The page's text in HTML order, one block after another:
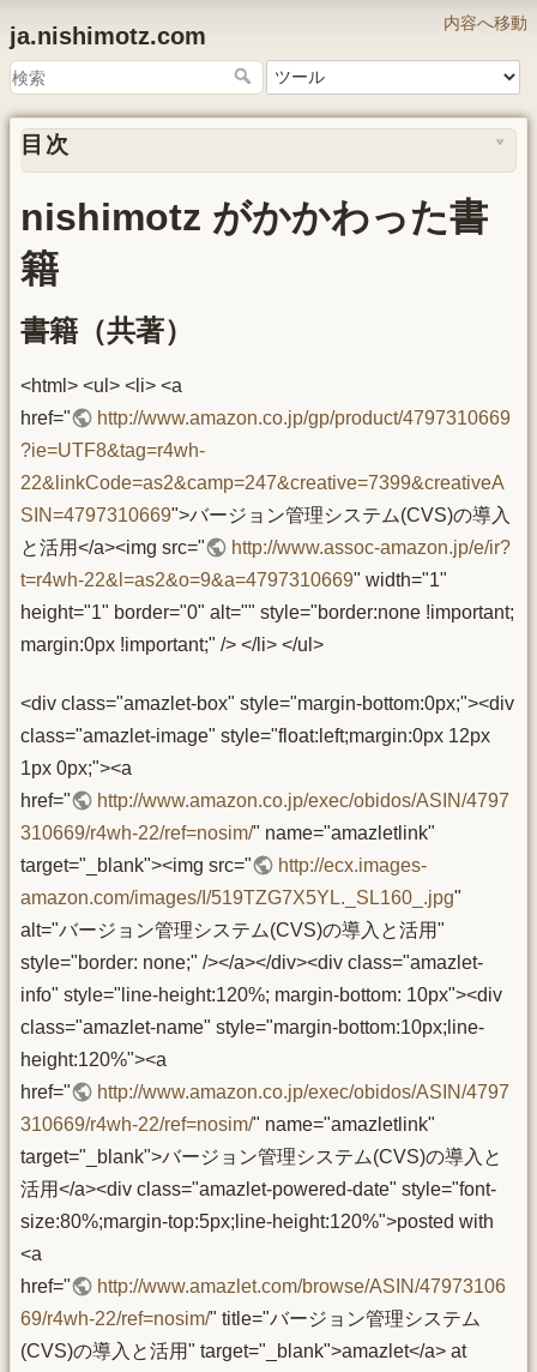
内容へ移動
ja.nishimotz.com
目次
nishimotz がかかわった書
籍
書籍（共著）
<html> <ul> <li> <a
href="
http://www.amazon.co.jp/gp/product/4797310669
?ie=UTF8&tag=r4wh-
22&linkCode=as2&camp=247&creative=7399&creativeA
SIN=4797310669">バージョン管理システム(CVS)の導入
と活用</a><img src="
http://www.assoc-amazon.jp/e/ir?
t=r4wh-22&l=as2&o=9&a=4797310669" width="1"
height="1" border="0" alt="" style="border:none !important;
margin:0px !important;" /> </li> </ul>
<div class="amazlet-box" style="margin-bottom:0px;"><div
class="amazlet-image" style="float:left;margin:0px 12px
1px 0px;"><a
href="
http://www.amazon.co.jp/exec/obidos/ASIN/4797
310669/r4wh-22/ref=nosim/" name="amazletlink"
target="_blank"><img src="
http://ecx.images-
amazon.com/images/I/519TZG7X5YL._SL160_.jpg"
alt="バージョン管理システム(CVS)の導入と活用"
style="border: none;" /></a></div><div class="amazlet-
info" style="line-height:120%; margin-bottom: 10px"><div
class="amazlet-name" style="margin-bottom:10px;line-
height:120%"><a
href="
http://www.amazon.co.jp/exec/obidos/ASIN/4797
310669/r4wh-22/ref=nosim/" name="amazletlink"
target="_blank">バージョン管理システム(CVS)の導入と
活用</a><div class="amazlet-powered-date" style="font-
size:80%;margin-top:5px;line-height:120%">posted with
<a
href="
http://www.amazlet.com/browse/ASIN/47973106
69/r4wh-22/ref=nosim/" title="バージョン管理システム
(CVS)の導入と活用" target="_blank">amazlet</a> at